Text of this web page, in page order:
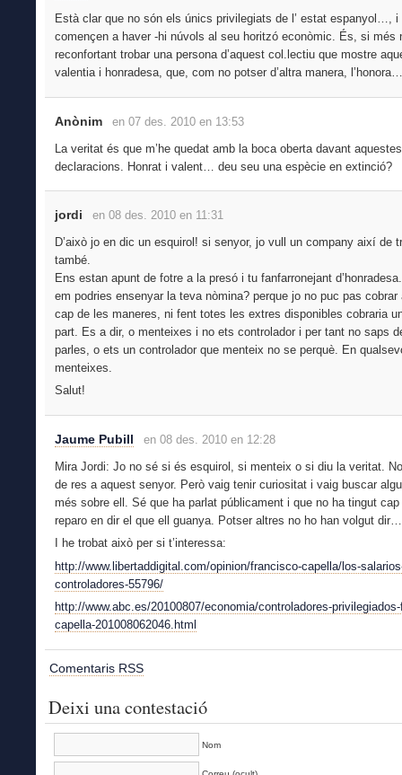
Està clar que no són els únics privilegiats de l’ estat espanyol…, i
començen a haver -hi núvols al seu horitzó econòmic. És, si més
reconfortant trobar una persona d’aquest col.lectiu que mostre
valentia i honradesa, que, com no potser d’altra manera, l’honora…
Anònim
en 07 des. 2010 en 13:53
La veritat és que m’he quedat amb la boca oberta davant aquestes
declaracions. Honrat i valent… deu seu una espècie en extinció?
jordi
en 08 des. 2010 en 11:31
D’això jo en dic un esquirol! si senyor, jo vull un company així de
també.
Ens estan apunt de fotre a la presó i tu fanfarronejant
em podries ensenyar la teva nòmina? perque jo no puc pas cobrar
cap de les maneres, ni fent totes les extres disponibles cobraria
part. Es a dir, o menteixes i no ets controlador i per tant no saps
parles, o ets un controlador que menteix no se perquè. En
menteixes.
Salut!
Jaume Pubill
en 08 des. 2010 en 12:28
Mira Jordi: Jo no sé si és esquirol, si menteix o si diu la veritat.
de res a aquest senyor. Però vaig tenir curiositat i vaig buscar
més sobre ell. Sé que ha parlat públicament i que no ha tingut cap
reparo en dir el que ell guanya. Potser altres no ho han volgut dir…
I he trobat això per si t’interessa:
http://www.libertaddigital.com/opinion/francisco-capella/los-
controladores-55796/
http://www.abc.es/20100807/economia/controladores-
capella-201008062046.html
Comentaris RSS
Deixi una contestació
Nom